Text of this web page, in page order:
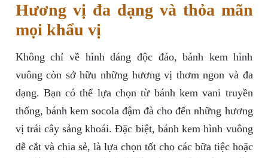
Hương vị đa dạng và thỏa mãn
mọi khẩu vị
Không chỉ về hình dáng độc đáo, bánh kem hình
vuông còn sở hữu những hương vị thơm ngon và đa
dạng. Bạn có thể lựa chọn từ bánh kem vani truyền
thống, bánh kem socola đậm đà cho đến những hương
vị trái cây sảng khoái. Đặc biệt, bánh kem hình vuông
dễ cắt và chia sẻ, là lựa chọn tốt cho các bữa tiệc hoặc